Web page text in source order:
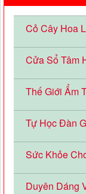
Cỏ Cây Hoa
Cửa Sổ Tâm
Thế Giới Ẩm
Tự Học Đàn
Sức Khỏe
Duyên Dáng